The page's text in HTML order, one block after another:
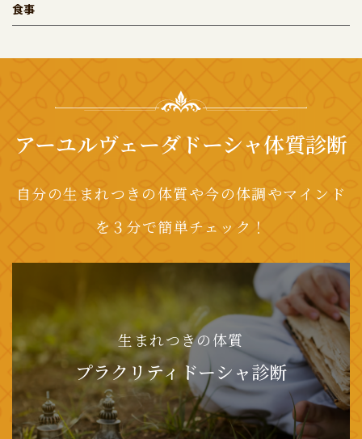
食事
アーユルヴェーダドーシャ体質診断
自分の生まれつきの体質や今の体調やマインド
を３分で簡単チェック！
生まれつきの体質
プラクリティドーシャ診断